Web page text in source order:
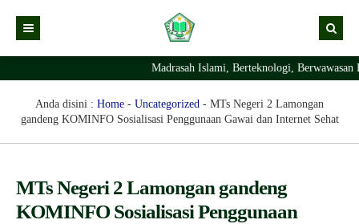
Kabar Madrasah
Profil Madrasah
Ekstrakurikuler Madrasah
KURIKULUM
Struktur Organisasi Madrasah
Madrasah Islami, Berteknologi, Berwawasan
Anda disini : Home - Uncategorized - MTs Negeri 2 Lamongan
gandeng KOMINFO Sosialisasi Penggunaan Gawai dan Internet Sehat
MTs Negeri 2 Lamongan gandeng
KOMINFO Sosialisasi Penggunaan